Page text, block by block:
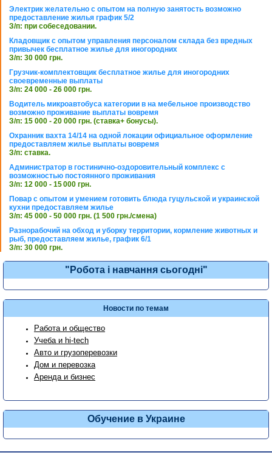
Электрик желательно с опытом на полную занятость возможно
предоставление жилья график 5/2
З/п: при собеседовании.
Кладовщик с опытом управления персоналом склада без вредных
привычек бесплатное жилье для иногородних
З/п: 30 000 грн.
Грузчик-комплектовщик бесплатное жилье для иногородних
своевременные выплаты
З/п: 24 000 - 26 000 грн.
Водитель микроавтобуса категории в на мебельное производство
возможно проживание выплаты вовремя
З/п: 15 000 - 20 000 грн. (ставка+ бонусы).
Охранник вахта 14/14 на одной локации официальное оформление
предоставляем жилье выплаты вовремя
З/п: ставка.
Администратор в гостинично-оздоровительный комплекс с
возможностью постоянного проживания
З/п: 12 000 - 15 000 грн.
Повар с опытом и умением готовить блюда гуцульской и украинской
кухни предоставляем жилье
З/п: 45 000 - 50 000 грн. (1 500 грн./смена)
Разнорабочий на обход и уборку территории, кормление животных и
рыб, предоставляем жилье, график 6/1
З/п: 30 000 грн.
"Робота і навчання сьогодні"
Новости по темам
Работа и общество
Учеба и hi-tech
Авто и грузоперевозки
Дом и перевозка
Аренда и бизнес
Обучение в Украине